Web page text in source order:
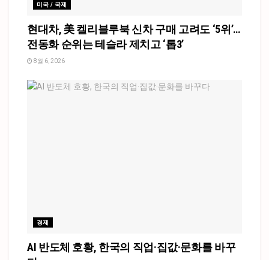
미국 / 국제
현대차, 美 켈리블루북 신차 구매 고려도 ‘5위’…
전동화 순위는 테슬라 제치고 ‘톱3’
8월 6, 2026
경제
AI 반도체 호황, 한국의 직업·집값·문화를 바꾸